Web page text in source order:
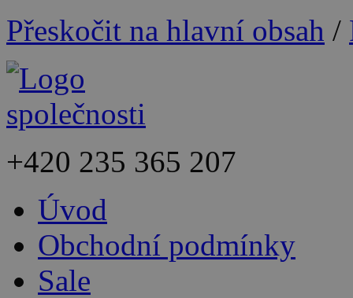
Přeskočit na hlavní obsah /
+420 235 365 207
Úvod
Obchodní podmínky
Sale